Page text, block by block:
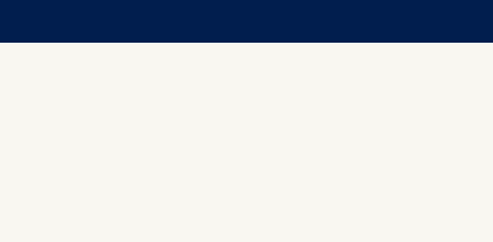
your consent pursuant to Article 6(1)(a) GDPR.